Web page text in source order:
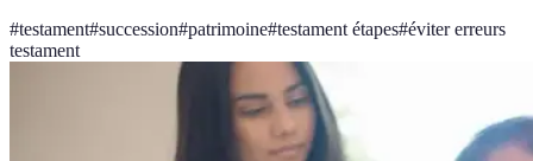
#testament#succession#patrimoine#testament étapes#éviter erreurs
testament